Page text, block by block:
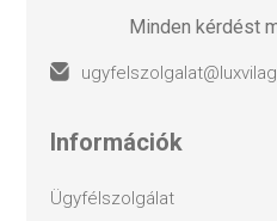
Minden kérdést
információk
ügyfélszolgálat